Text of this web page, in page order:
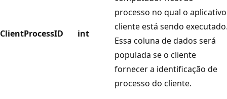
ClientProcessID int
processo no qual o aplicativo
cliente está sendo
Essa coluna de dados será
populada se o cliente
fornecer a identificação de
processo do cliente.